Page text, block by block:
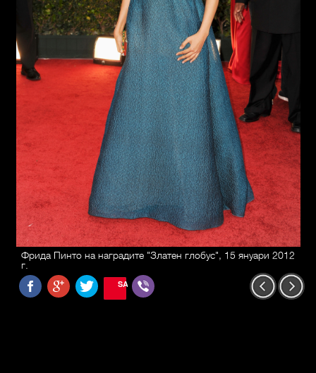
Фрида Пинто на наградите "Златен глобус", 15 януари 2012
г.
SAVE